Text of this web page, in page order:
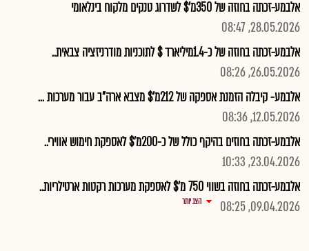
אלבמע-זכתה בחוזה של 350מ'$ לשדרוג טנקים מלקוח בינלאומי
28.05.2026, 08:47
אלבמע-זכתה בחוזה של כ-1.4מיליארד $ לתוכניות מודרניזציה צבאית..
26.05.2026, 08:26
אלבמע- קיבלה הזמנת אספקה של 212מ'$ מצבא ארה"ב עבור מערכות ...
12.05.2026, 08:36
אלבמע-זכתה בחוזים בהיקף כולל של כ-200מ'$ לאספקת חימוש אווירי..
23.04.2026, 10:33
אלבמע-זכתה בחוזה בשווי 750 מ'$ לאספקת מערכות רקטות ארטילריות..
09.04.2026, 08:25
הצג יותר